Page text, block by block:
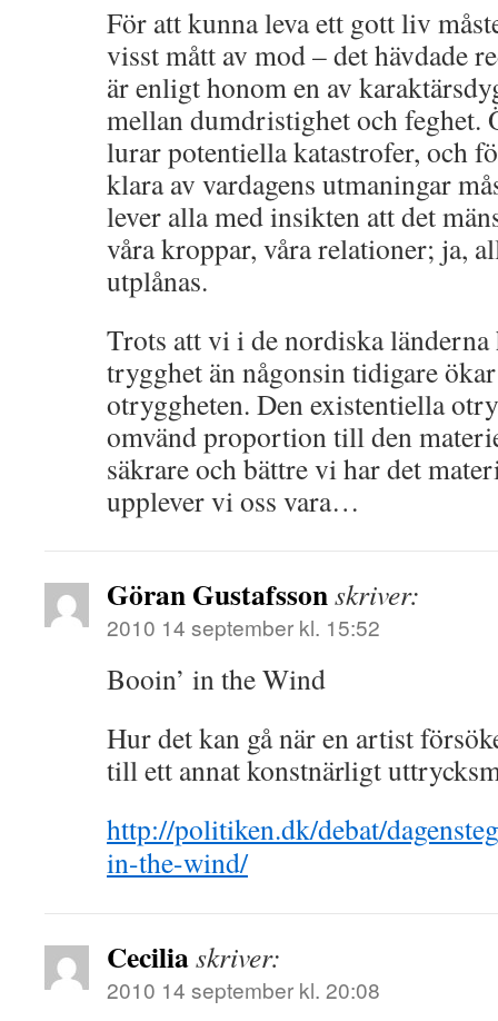
För att kunna leva ett gott liv
visst mått av mod – det hävdade
är enligt honom en av
mellan dumdristighet och feghet.
lurar potentiella katastrofer, och
klara av vardagens utmaningar
lever alla med insikten att det
våra kroppar, våra relationer; ja,
utplånas.
Trots att vi i de nordiska
trygghet än någonsin tidigare
otryggheten. Den existentiella
omvänd proportion till den
säkrare och bättre vi har det
upplever vi oss vara…
Göran Gustafssonskriver:
2010 14 september kl. 15:52
Booin’ in the Wind
Hur det kan gå när en artist
till ett annat konstnärligt
http://politiken.dk/debat/
in-the-wind/
Ceciliaskriver:
2010 14 september kl. 20:08